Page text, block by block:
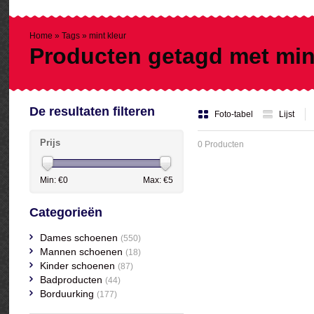
Home » Tags » mint kleur
Producten getagd met
Foto-tabel Lijst
0 Producten
De resultaten filteren
Prijs
Min: €0 Max: €5
Categorieën
Dames schoenen (550)
Mannen schoenen (18)
Kinder schoenen (87)
Badproducten (44)
Borduurking (177)